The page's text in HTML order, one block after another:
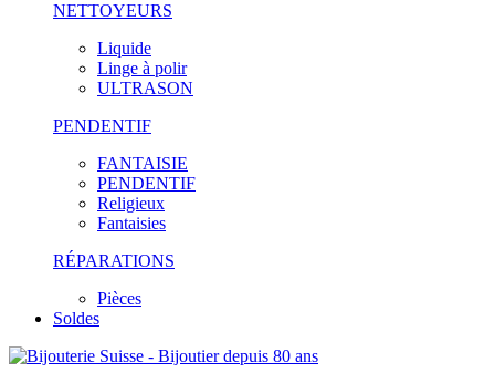
NETTOYEURS
Liquide
Linge à polir
ULTRASON
PENDENTIF
FANTAISIE
PENDENTIF
Religieux
Fantaisies
RÉPARATIONS
Pièces
Soldes